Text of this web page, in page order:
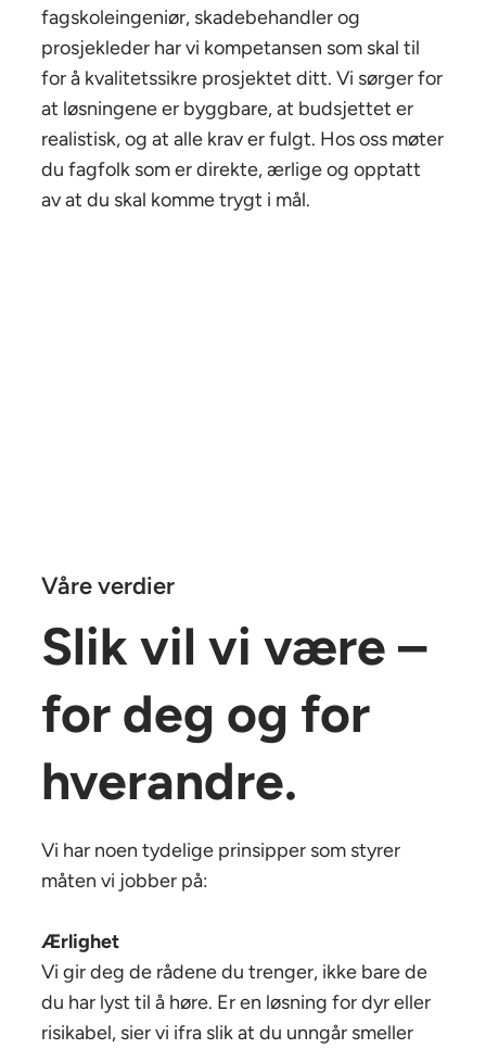
fagskoleingeniør, skadebehandler og
prosjekleder har vi kompetansen som skal til
for å kvalitetssikre prosjektet ditt. Vi sørger for
at løsningene er byggbare, at budsjettet er
realistisk, og at alle krav er fulgt. Hos oss møter
du fagfolk som er direkte, ærlige og opptatt
av at du skal komme trygt i mål.
Våre verdier
Slik vil vi være –
for deg og for
hverandre.
Vi har noen tydelige prinsipper som styrer
måten vi jobber på:
Ærlighet
Vi gir deg de rådene du trenger, ikke bare de
du har lyst til å høre. Er en løsning for dyr eller
risikabel, sier vi ifra slik at du unngår smeller